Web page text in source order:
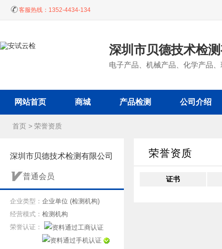
客服热线： 1352-4434-134
深圳市贝德技术检
电子产品、机械产品、化学产品
网站首页 商城 产品检测 公司介绍
首页 > 荣誉资质
深圳市贝德技术检测有限公司
普通会员
企业类型： 企业单位 (检测机构)
经营模式： 检测机构
荣誉认证：
荣誉资质
证书